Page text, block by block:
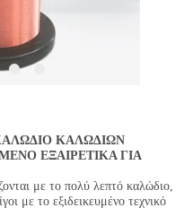
ΚΑΛΩΔΙΩΝ
ΕΞΑΙΡΕΤΙΚΑ ΓΙΑ
με το πολύ λεπτό καλώδιο,
με το εξιδεικευμένο τεχνικό